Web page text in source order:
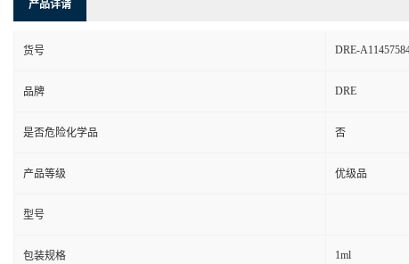
产品详请
货号 DRE-
品牌 DRE
是否危险化学品 否
产品等级 优级品
型号
包装规格 1ml